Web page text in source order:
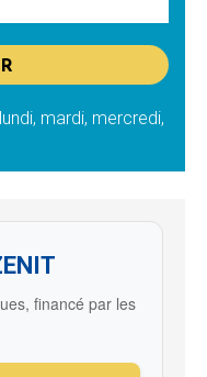
mardi, mercredi,
financé par les